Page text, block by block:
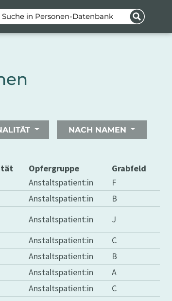
Suche in Personen-Datenbank
NACH NAMEN
Opfergruppe Grabfeld
Anstaltspatient:in F
Anstaltspatient:in B
Anstaltspatient:in J
Anstaltspatient:in C
Anstaltspatient:in B
Anstaltspatient:in A
Anstaltspatient:in C